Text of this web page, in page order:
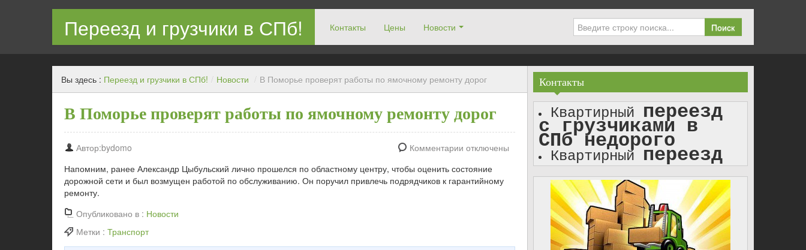
Переезд и грузчики в СПб! Контакты Цены Новости Поиск
Квартирный переезд с грузчиками в СПб недорого
Вы здесь : Переезд и грузчики в СПб! / Новости / В Поморье проверят работы по ямочному ремонту дорог
В Поморье проверят работы по ямочному ремонту дорог
Автор:bydomo
Комментарии отключены
Напомним, ранее Александр Цыбульский лично прошелся по областному центру, чтобы оценить состояние
дорожной сети и был возмущен работой по обслуживанию. Он поручил привлечь подрядчиков к гарантийному
ремонту.
Опубликовано в : Новости
Метки : Транспорт
Контакты
Квартирный переезд
с грузчиками в
СПб недорого
Квартирный переезд